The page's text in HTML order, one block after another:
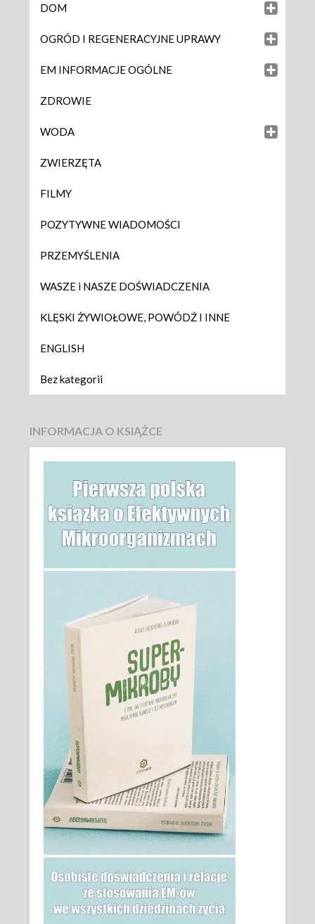
DOM
OGRÓD I REGENERACYJNE UPRAWY
EM INFORMACJE OGÓLNE
ZDROWIE
WODA
ZWIERZĘTA
FILMY
POZYTYWNE WIADOMOŚCI
PRZEMYŚLENIA
WASZE i NASZE DOŚWIADCZENIA
KLĘSKI ŻYWIOŁOWE, POWÓDŹ I INNE
ENGLISH
Bez kategorii
INFORMACJA O KSIĄŻCE